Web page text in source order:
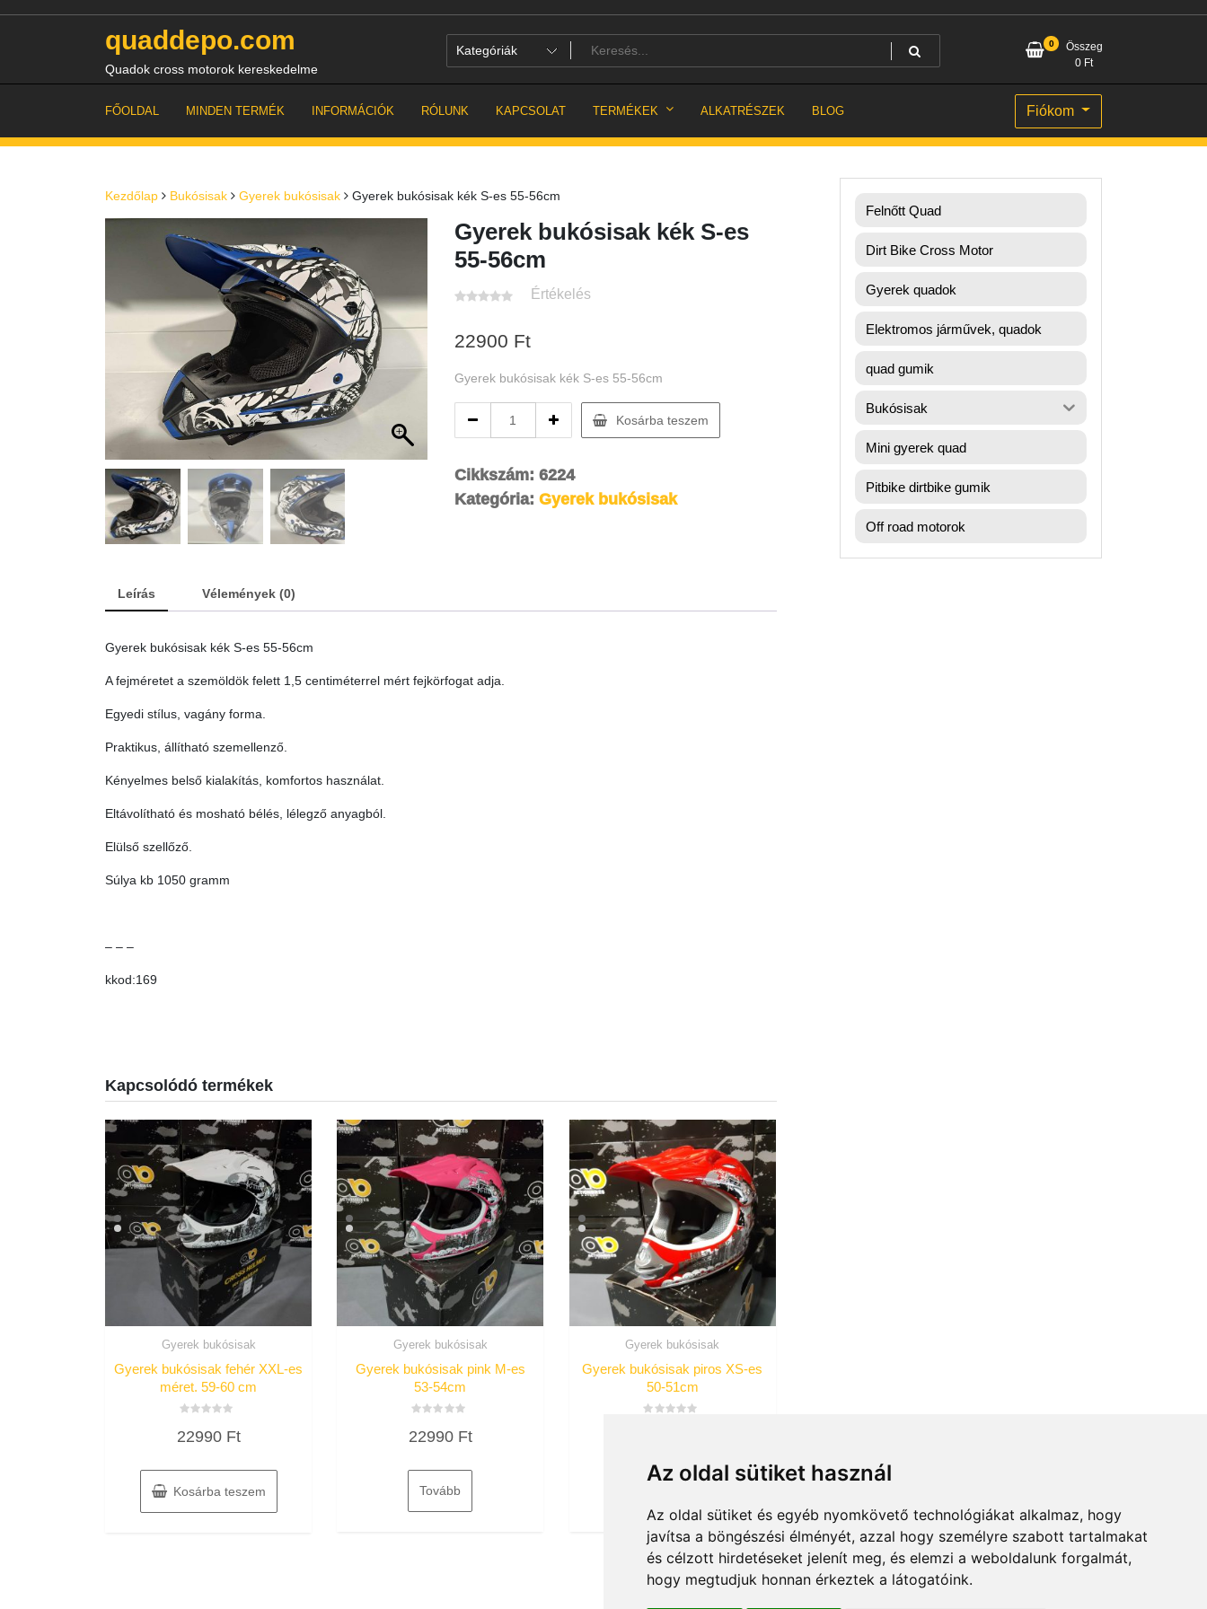
Az oldal sütiket használ
Az oldal sütiket és egyéb nyomkövető technológiákat alkalmaz, hogy
javítsa a böngészési élményét, azzal hogy személyre szabott tartalmakat
és célzott hirdetéseket jelenít meg, és elemzi a weboldalunk forgalmát,
hogy megtudjuk honnan érkeztek a látogatóink.
quaddepo.com
Quadok cross motorok kereskedelme
0
Összeg
0 Ft
FŐOLDAL MINDEN TERMÉK INFORMÁCIÓK RÓLUNK KAPCSOLAT TERMÉKEK ALKATRÉSZEK BLOG Fiókom
Kezdőlap Bukósisak Gyerek bukósisak Gyerek bukósisak kék S-es 55-56cm
Gyerek bukósisak kék S-es
55-56cm
Értékelés
22900 Ft
Gyerek bukósisak kék S-es 55-56cm
bukósisak
55-
Kosárba teszem
Cikkszám: 6224
Kategória: Gyerek bukósisak
Leírás Vélemények (0)
Gyerek bukósisak kék S-es 55-56cm
A fejméretet a szemöldök felett 1,5 centiméterrel mért fejkörfogat adja.
Egyedi stílus, vagány forma.
Praktikus, állítható szemellenző.
Kényelmes belső kialakítás, komfortos használat.
Eltávolítható és mosható bélés, lélegző anyagból.
Elülső szellőző.
Súlya kb 1050 gramm
– – –
kkod:169
Kapcsolódó termékek
Gyerek bukósisak
Gyerek bukósisak fehér XXL-es
méret. 59-60 cm
0
22990 Ft
Kosárba teszem
Gyerek bukósisak
Gyerek bukósisak pink M-es
53-54cm
0
22990 Ft
Tovább
Gyerek bukósisak
Gyerek bukósisak piros XS-es
50-51cm
Felnőtt Quad
Dirt Bike Cross Motor
Gyerek quadok
Elektromos járművek, quadok
quad gumik
Bukósisak
Mini gyerek quad
Pitbike dirtbike gumik
Off road motorok